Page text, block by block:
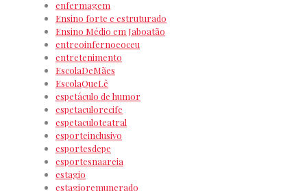
enfermagem
Ensino forte e estruturado
Ensino Médio em Jaboatão
entreoinfernoeoceu
entretenimento
EscolaDeMães
EscolaQueLê
espetáculo de humor
espetaculorecife
espetaculoteatral
esporteinclusivo
esportesdepe
esportesnaareia
estagio
estagioremunerado